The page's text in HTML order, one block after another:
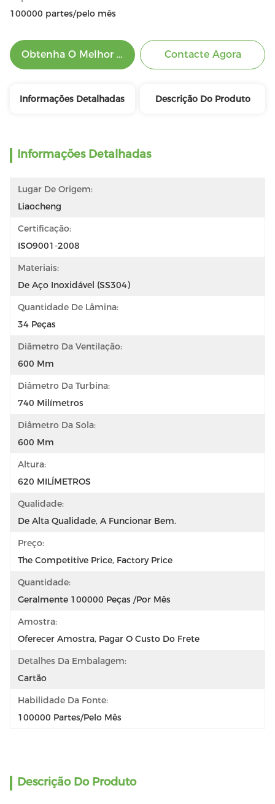
100000 partes/pelo mês
Obtenha O Melhor Preço Contacte Agora
Informações Detalhadas Descrição Do Produto
Informações Detalhadas
Lugar De Origem:
Liaocheng
Certificação:
ISO9001-2008
Materiais:
De Aço Inoxidável (SS304)
Quantidade De Lâmina:
34 Peças
Diâmetro Da Ventilação:
600 Mm
Diâmetro Da Turbina:
740 Milímetros
Diâmetro Da Sola:
600 Mm
Altura:
620 MILÍMETROS
Qualidade:
De Alta Qualidade, A Funcionar Bem.
Preço:
The Competitive Price, Factory Price
Quantidade:
Geralmente 100000 Peças /por Mês
Amostra:
Oferecer Amostra, Pagar O Custo Do Frete
Detalhes Da Embalagem:
Cartão
Habilidade Da Fonte:
100000 Partes/pelo Mês
Descrição Do Produto